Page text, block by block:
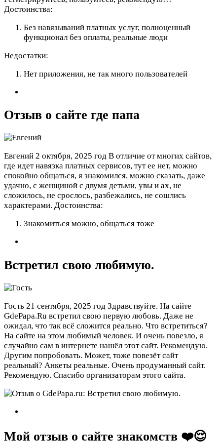
Достоинства:
Без навязываний платных услуг, полноценный
функционал без оплаты, реальные люди
Недостатки:
Нет приложения, не так много пользователей
Отзыв о сайте где папа
Евгений 2 октября, 2025 год В отличие от многих сайтов,
где идет навязка платных сервисов, тут ее нет, можно
спокойно общаться, я знакомился, можно сказать, даже
удачно, с женщиной с двумя детьми, увы и ах, не
сложилось, не срослось, разбежались, не сошлись
характерами. Достоинства:
Знакомиться можно, общаться тоже
Встретил свою любимую.
Гость 21 сентября, 2025 год Здравствуйте. На сайте
GdePapa.Ru встретил свою первую любовь. Даже не
ожидал, что так всё сложится реально. Что встретиться?
На сайте на этом любимый человек. И очень повезло, я
случайно сам в интернете нашёл этот сайт. Рекомендую.
Другим попробовать. Может, тоже повезёт сайт
реальный? Анкеты реальные. Очень продуманный сайт.
Рекомендую. Спасибо организаторам этого сайта.
Мой отзыв о сайте знакомств ❤️😌